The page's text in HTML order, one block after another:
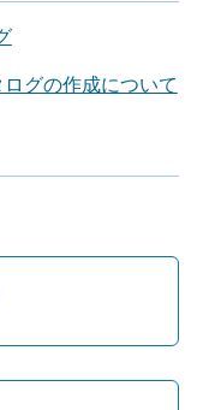
グの作成について